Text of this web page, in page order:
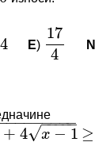
4 E) 174 N
−
−
) (a,b